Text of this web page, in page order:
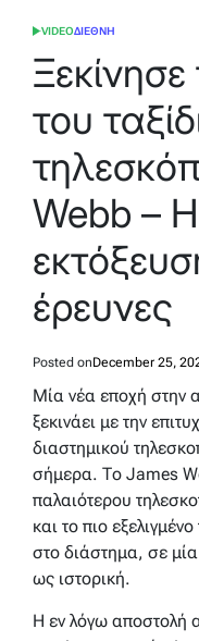
POSTED
VIDEOΔΙΕΘΝΗ
Ξεκίνησε
του
Webb –
έρευνες
Posted onDecember 25,
Μία νέα εποχή στην
ξεκινάει με την
διαστημικού
σήμερα. Το James
παλαιότερου
και το πιο
στο διάστημα, σε
ως ιστορική.
Η εν λόγω αποστολή